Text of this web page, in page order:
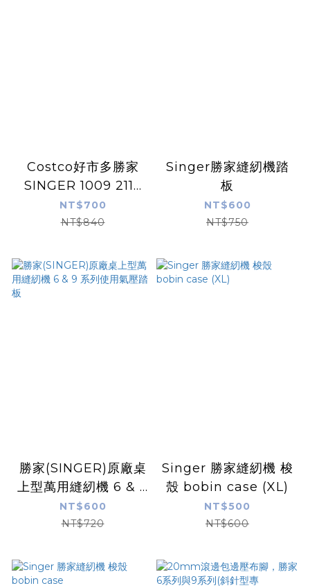
Costco好市多勝家
SINGER 1009 2116
縫紉機專用踏板
NT$700
NT$840
Singer勝家縫紉機踏
板
NT$600
NT$750
勝家(SINGER)原廠桌
上型萬用縫紉機 6 & 9
系列使用氣壓踏板
NT$600
NT$720
Singer 勝家縫紉機 梭
殼 bobin case (XL)
NT$500
NT$600